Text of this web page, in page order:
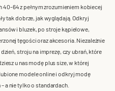
64 z pełnym zrozumieniem kobiecej
tak dobrze, jak wyglądają. Odkryj
i bluzek, po stroje kąpielowe,
tęgości oraz akcesoria. Niezależnie
stroju na imprezę, czy ubrań, które
u nas modę plus size, w której
modele online i odkryj modę
a nie tylko o standardach.